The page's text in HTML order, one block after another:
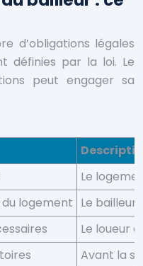
d’obligations légales
définies par la loi. Le
peut engager sa
Le
du logement Le bailleur
Le loueur
Avant la